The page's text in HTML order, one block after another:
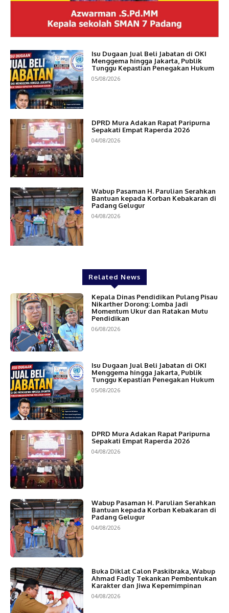
Isu Dugaan Jual Beli Jabatan di OKI
Menggema hingga Jakarta, Publik
Tunggu Kepastian Penegakan Hukum
05/08/2026
DPRD Mura Adakan Rapat Paripurna
Sepakati Empat Raperda 2026
04/08/2026
Wabup Pasaman H. Parulian Serahkan
Bantuan kepada Korban Kebakaran di
Padang Gelugur
04/08/2026
Related News
Kepala Dinas Pendidikan Pulang Pisau
Nikarther Dorong: Lomba Jadi
Momentum Ukur dan Ratakan Mutu
Pendidikan
06/08/2026
Isu Dugaan Jual Beli Jabatan di OKI
Menggema hingga Jakarta, Publik
Tunggu Kepastian Penegakan Hukum
05/08/2026
DPRD Mura Adakan Rapat Paripurna
Sepakati Empat Raperda 2026
04/08/2026
Wabup Pasaman H. Parulian Serahkan
Bantuan kepada Korban Kebakaran di
Padang Gelugur
04/08/2026
Buka Diklat Calon Paskibraka, Wabup
Ahmad Fadly Tekankan Pembentukan
Karakter dan Jiwa Kepemimpinan
04/08/2026